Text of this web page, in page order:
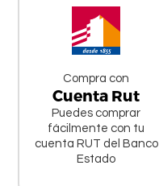
Compra con
Cuenta Rut
Puedes comprar
fácilmente con tu
cuenta RUT del Banco
Estado